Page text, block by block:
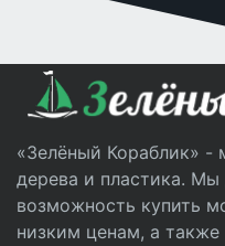
«Зелёный Кораблик» -
дерева и пластика.
возможность купить
низким ценам, а